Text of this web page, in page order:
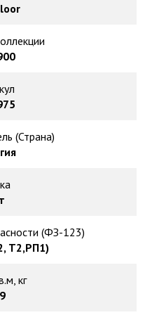
пол
(Страна)
(ФЗ-123)
Т2,РП1)
кг